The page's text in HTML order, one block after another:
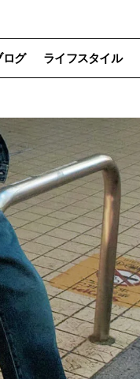
ログ ライフスタイル